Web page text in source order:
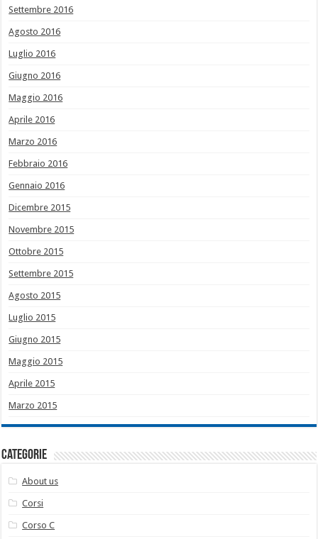
Settembre 2016
Agosto 2016
Luglio 2016
Giugno 2016
Maggio 2016
Aprile 2016
Marzo 2016
Febbraio 2016
Gennaio 2016
Dicembre 2015
Novembre 2015
Ottobre 2015
Settembre 2015
Agosto 2015
Luglio 2015
Giugno 2015
Maggio 2015
Aprile 2015
Marzo 2015
Categorie
About us
Corsi
Corso C